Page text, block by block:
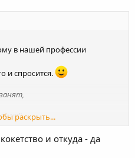
в нашей профессии
и спросится.
".
раскрыть...
и откуда - да